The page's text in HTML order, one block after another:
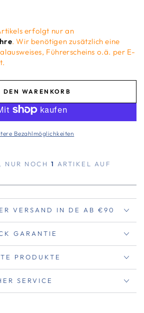
erfolgt nur an
. Wir benötigen zusätzlich eine
Führerscheins o.ä. per E-
DEN WARENKORB
Bezahlmöglichkeiten
NUR NOCH 1
ARTIKEL AUF
VERSAND IN DE AB €90
GARANTIE
PRODUKTE
SERVICE